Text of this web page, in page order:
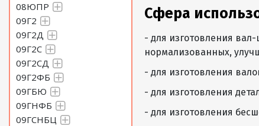
08ЮПР
09Г2
09Г2Д
09Г2С
09Г2СД
09Г2ФБ
09ГБЮ
09ГНФБ
09ГСНБЦ
Лист 0,75 Сталь 45
Лист 1 Сталь 45
Сфера
- для изготовления
нормализованных,
- для изготовления
- для изготовления
- для изготовления